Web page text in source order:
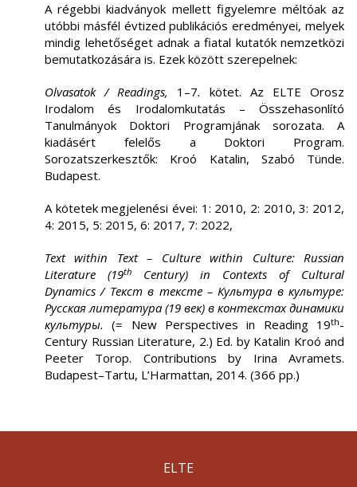
A régebbi kiadványok mellett figyelemre méltóak az
utóbbi másfél évtized publikációs eredményei, melyek
mindig lehetőséget adnak a fiatal kutatók nemzetközi
bemutatkozására is. Ezek között szerepelnek:
Olvasatok / Readings, 1–7. kötet. Az ELTE Orosz
Irodalom és Irodalomkutatás – Összehasonlító
Tanulmányok Doktori Programjának sorozata. A
kiadásért felelős a Doktori Program.
Sorozatszerkesztők: Kroó Katalin, Szabó Tünde.
Budapest.
A kötetek megjelenési évei: 1: 2010, 2: 2010, 3: 2012,
4: 2015, 5: 2015, 6: 2017, 7: 2022,
Text within Text – Culture within Culture: Russian
Literature (19th
Century) in Contexts of Cultural
Dynamics / Текст в тексте – Культура в культуре:
Русская литература (19 век) в контекстах динамики
культуры.(= New Perspectives in Reading 19th-
Century Russian Literature, 2.) Ed. by Katalin Kroó and
Peeter Torop. Contributions by Irina Avramets.
Budapest–Tartu, L’Harmattan, 2014. (366 pp.)
ELTE